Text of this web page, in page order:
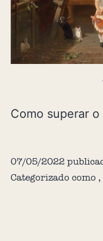
Como superar
07/05/2022
Categorizado como ,